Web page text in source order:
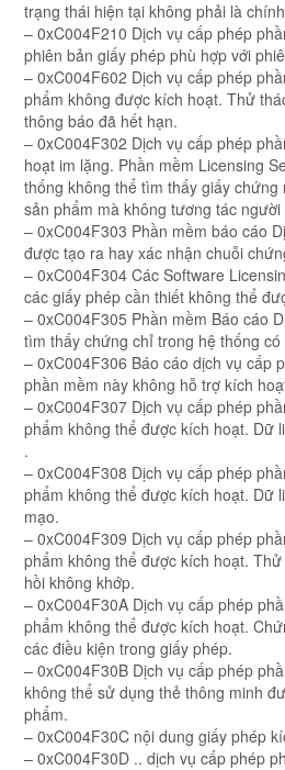
trạng thái hiện tại không phải là
– 0xC004F210 Dịch vụ cấp phép
phiên bản giấy phép phù hợp với
– 0xC004F602 Dịch vụ cấp phép
phẩm không được kích hoạt. Thử
thông báo đã hết hạn.
– 0xC004F302 Dịch vụ cấp phép
hoạt im lặng. Phần mềm Licensing
thống không thể tìm thấy giấy
sản phẩm mà không tương tác người
– 0xC004F303 Phần mềm báo cáo
được tạo ra hay xác nhận chuỗi
– 0xC004F304 Các Software
các giấy phép cần thiết không thể
– 0xC004F305 Phần mềm Báo cáo
tìm thấy chứng chỉ trong hệ thống
– 0xC004F306 Báo cáo dịch vụ cấp
phần mềm này không hỗ trợ kích
– 0xC004F307 Dịch vụ cấp phép
phẩm không thể được kích hoạt. Dữ
.
– 0xC004F308 Dịch vụ cấp phép
phẩm không thể được kích hoạt. Dữ
mạo.
– 0xC004F309 Dịch vụ cấp phép
phẩm không thể được kích hoạt.
hồi không khớp.
– 0xC004F30A Dịch vụ cấp phép
phẩm không thể được kích hoạt.
các điều kiện trong giấy phép.
– 0xC004F30B Dịch vụ cấp phép
không thể sử dụng thẻ thông minh
phẩm.
– 0xC004F30C nội dung giấy phép
– 0xC004F30D .. dịch vụ cấp phép